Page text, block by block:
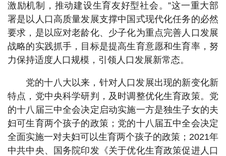
激励机制，推动建设生育友好型社会。”这一重大部
署是以人口高质量发展支撑中国式现代化任务的必然
要求，是以应对老龄化、少子化为重点完善人口发展
战略的实践抓手，目标是提高生育意愿和生育率，努
力保持适度人口规模，引领人口发展新常态。
党的十八大以来，针对人口发展出现的新变化新
特点，党中央科学研判，及时调整优化生育政策。党
的十八届三中全会决定启动实施一方是独生子女的夫
妇可生育两个孩子的政策；党的十八届五中全会决定
全面实施一对夫妇可以生育两个孩子的政策；2021年
中共中央、国务院印发《关于优化生育政策促进人口